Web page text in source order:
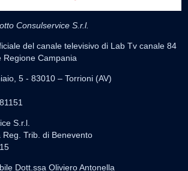
Consulservice S.r.l.
del canale televisivo di Lab Tv canale 84
Campania
5 - 83010 – Torrioni (AV)
S.r.l.
Reg. Trib. di Benevento
Dott.ssa Oliviero Antonella